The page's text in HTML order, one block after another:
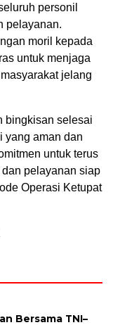
personil
pelayanan.
moril kepada
untuk menjaga
jelang
bingkisan selesai
yang aman dan
untuk terus
pelayanan siap
Operasi Ketupat
Bersama TNI–